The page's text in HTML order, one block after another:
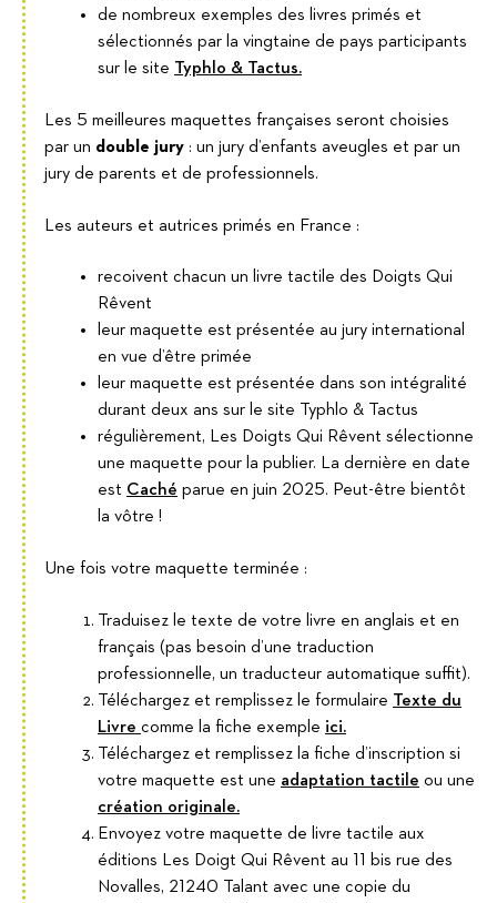
de nombreux exemples des livres primés et
sélectionnés par la vingtaine de pays participants
sur le site Typhlo & Tactus.
Les 5 meilleures maquettes françaises seront choisies
par un double jury : un jury d’enfants aveugles et par un
jury de parents et de professionnels.
Les auteurs et autrices primés en France :
recoivent chacun un livre tactile des Doigts Qui
Rêvent
leur maquette est présentée au jury international
en vue d’être primée
leur maquette est présentée dans son intégralité
durant deux ans sur le site Typhlo & Tactus
régulièrement, Les Doigts Qui Rêvent sélectionne
une maquette pour la publier. La dernière en date
est Caché parue en juin 2025. Peut-être bientôt
la vôtre !
Une fois votre maquette terminée :
Traduisez le texte de votre livre en anglais et en
français (pas besoin d’une traduction
professionnelle, un traducteur automatique suffit).
Téléchargez et remplissez le formulaire Texte du
Livre comme la fiche exemple ici.
Téléchargez et remplissez la fiche d’inscription si
votre maquette est une adaptation tactile ou une
création originale.
Envoyez votre maquette de livre tactile aux
éditions Les Doigt Qui Rêvent au 11 bis rue des
Novalles, 21240 Talant avec une copie du